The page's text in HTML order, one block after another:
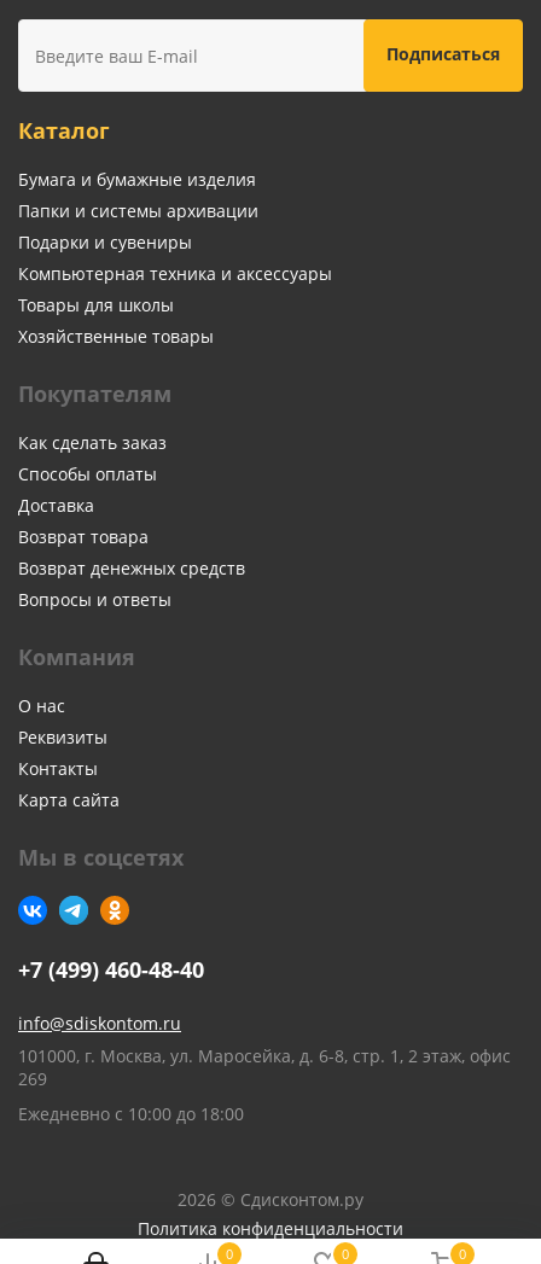
0 0 0
Каталог
Бумага и бумажные изделия
Папки и системы архивации
Подарки и сувениры
Компьютерная техника и аксессуары
Товары для школы
Хозяйственные товары
Покупателям
Как сделать заказ
Способы оплаты
Доставка
Возврат товара
Возврат денежных средств
Вопросы и ответы
Компания
О нас
Реквизиты
Контакты
Карта сайта
Мы в соцсетях
+7 (499) 460-48-40
info@sdiskontom.ru
101000, г. Москва, ул. Маросейка, д. 6-8, стр. 1, 2 этаж, офис
269
Ежедневно с 10:00 до 18:00
2026 © Сдисконтом.ру
Политика конфиденциальности